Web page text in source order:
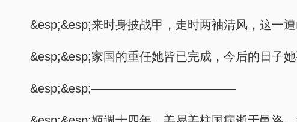
&esp;&esp;来时身披战甲，走时两袖清风，这一
&esp;&esp;家国的重任她皆已完成，今后的日子
&esp;&esp;————————————